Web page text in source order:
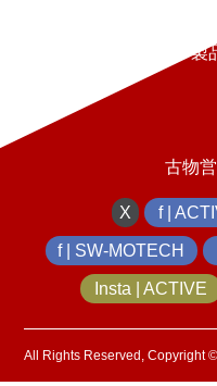
プ
製
古物
X f |
f | SW-MOTECH
Insta | ACTIVE
All Rights Reserved, Copyright